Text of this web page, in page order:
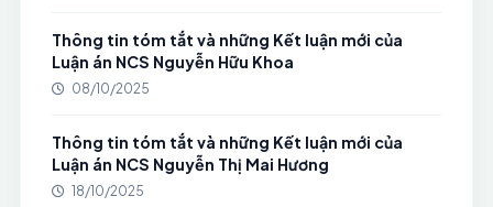
Thông tin tóm tắt và những Kết luận mới của
Luận án NCS Nguyễn Hữu Khoa
08/10/2025
Thông tin tóm tắt và những Kết luận mới của
Luận án NCS Nguyễn Thị Mai Hương
18/10/2025